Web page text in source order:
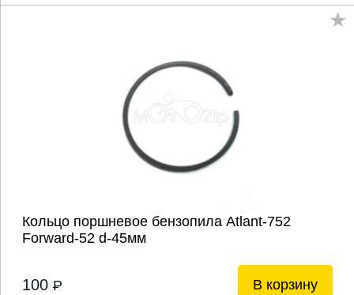
Кольцо поршневое бензопила Atlant-752
Forward-52 d-45мм
100 P В корзину